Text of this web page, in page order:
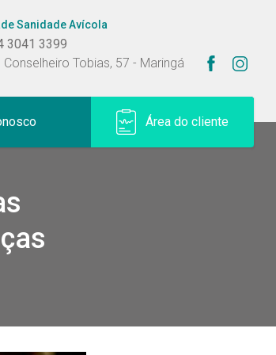
Sanidade Avícola
3041 3399
Conselheiro Tobias, 57 - Maringá
Área do cliente